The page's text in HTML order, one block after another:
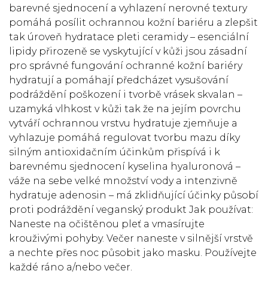
barevné sjednocení a vyhlazení nerovné textury
pomáhá posílit ochrannou kožní bariéru a zlepšit
tak úroveň hydratace pleti ceramidy – esenciální
lipidy přirozeně se vyskytující v kůži jsou zásadní
pro správné fungování ochranné kožní bariéry
hydratují a pomáhají předcházet vysušování
podráždění poškození i tvorbě vrásek skvalan –
uzamyká vlhkost v kůži tak že na jejím povrchu
vytváří ochrannou vrstvu hydratuje zjemňuje a
vyhlazuje pomáhá regulovat tvorbu mazu díky
silným antioxidačním účinkům přispívá i k
barevnému sjednocení kyselina hyaluronová –⁠⁠⁠⁠⁠⁠
váže na sebe velké množství vody a intenzivně
hydratuje adenosin – má zklidňující účinky působí
proti podráždění veganský produkt Jak používat:
Naneste na očištěnou pleť a vmasírujte
krouživými pohyby. Večer naneste v silnější vrstvě
a nechte přes noc působit jako masku. Používejte
každé ráno a/nebo večer.